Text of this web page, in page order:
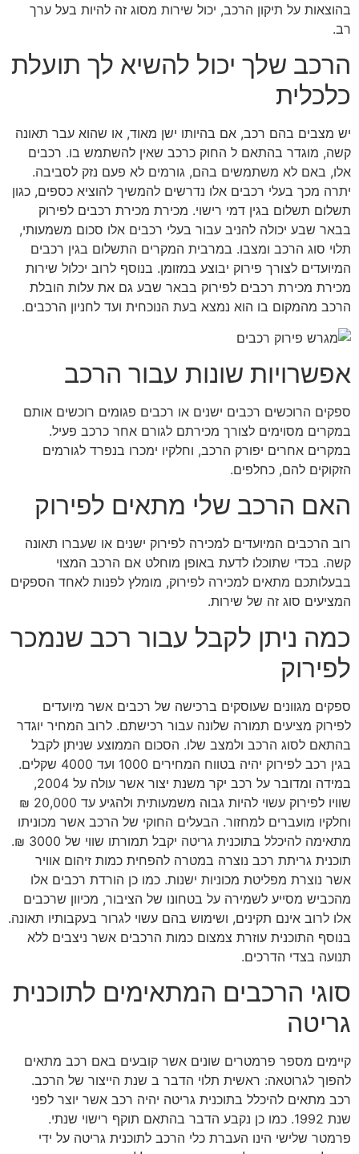
בהוצאות על תיקון הרכב, יכול שירות מסוג זה להיות בעל ערך
רב.
הרכב שלך יכול להשיא לך תועלת
כלכלית
יש מצבים בהם רכב, אם בהיותו ישן מאוד, או שהוא עבר תאונה
קשה, מוגדר בהתאם ל החוק כרכב שאין להשתמש בו. רכבים
אלו, באם לא משתמשים בהם, גורמים לא פעם נזק לסביבה.
יתרה מכך בעלי רכבים אלו נדרשים להמשיך להוציא כספים, כגון
תשלום תשלום בגין דמי רישוי. מכירת מכירת רכבים לפירוק
בבאר שבע יכולה להניב עבור בעלי רכבים אלו סכום משמעותי,
תלוי סוג הרכב ומצבו. במרבית המקרים התשלום בגין רכבים
המיועדים לצורך פירוק יבוצע במזומן. בנוסף לרוב יכלול שירות
מכירת מכירת רכבים לפירוק בבאר שבע גם את עלות הובלת
הרכב מהמקום בו הוא נמצא בעת הנוכחית ועד לחניון הרכבים.
אפשרויות שונות עבור הרכב
ספקים הרוכשים רכבים ישנים או רכבים פגומים רוכשים אותם
במקרים מסוימים לצורך מכירתם לגורם אחר כרכב פעיל.
במקרים אחרים יפורק הרכב, וחלקיו ימכרו בנפרד לגורמים
הזקוקים להם, כחלפים.
האם הרכב שלי מתאים לפירוק
רוב הרכבים המיועדים למכירה לפירוק ישנים או שעברו תאונה
קשה. בכדי שתוכלו לדעת באופן מוחלט אם הרכב המצוי
בבעלותכם מתאים למכירה לפירוק, מומלץ לפנות לאחד הספקים
המציעים סוג זה של שירות.
כמה ניתן לקבל עבור רכב שנמכר
לפירוק
ספקים מגוונים שעוסקים ברכישה של רכבים אשר מיועדים
לפירוק מציעים תמורה שלונה עבור רכישתם. לרוב המחיר יוגדר
בהתאם לסוג הרכב ולמצב שלו. הסכום הממוצע שניתן לקבל
בגין רכב לפירוק יהיה בטווח המחירים 1000 ועד 4000 שקלים.
במידה ומדובר על רכב יקר משנת יצור אשר עולה על 2004,
שוויו לפירוק עשוי להיות גבוה משמעותית ולהגיע עד 20,000 ₪
וחלקיו מועברים למחזור. הבעלים החוקי של הרכב אשר מכוניתו
מתאימה להיכלל בתוכנית גריטה יקבל תמורתו שווי של 3000 ₪.
תוכנית גריתת רכב נוצרה במטרה להפחית כמות זיהום אוויר
אשר נוצרת מפליטת מכוניות ישנות. כמו כן הורדת רכבים אלו
מהכביש מסייע לשמירה על בטחונו של הציבור, מכיוון שרכבים
אלו לרוב אינם תקינים, ושימוש בהם עשוי לגרור בעקבותיו תאונה.
בנוסף התוכנית עוזרת צמצום כמות הרכבים אשר ניצבים ללא
תנועה בצדי הדרכים.
סוגי הרכבים המתאימים לתוכנית
גריטה
קיימים מספר פרמטרים שונים אשר קובעים באם רכב מתאים
להפוך לגרוטאה: ראשית תלוי הדבר ב שנת הייצור של הרכב.
רכב מתאים להיכלל בתוכנית גריטה יהיה רכב אשר יוצר לפני
שנת 1992. כמו כן נקבע הדבר בהתאם תוקף רישוי שנתי.
פרמטר שלישי הינו העברת כלי הרכב לתוכנית גריטה על ידי